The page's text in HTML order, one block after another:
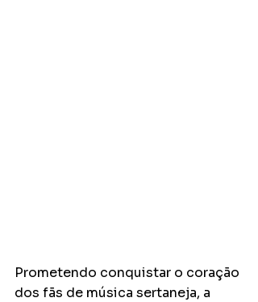
Prometendo conquistar o coração
dos fãs de música sertaneja, a